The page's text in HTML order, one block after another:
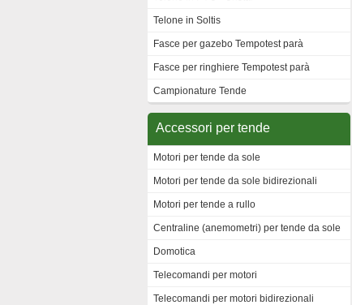
Telone in Soltis
Fasce per gazebo Tempotest parà
Fasce per ringhiere Tempotest parà
Campionature Tende
Accessori per tende
Motori per tende da sole
Motori per tende da sole bidirezionali
Motori per tende a rullo
Centraline (anemometri) per tende da sole
Domotica
Telecomandi per motori
Telecomandi per motori bidirezionali